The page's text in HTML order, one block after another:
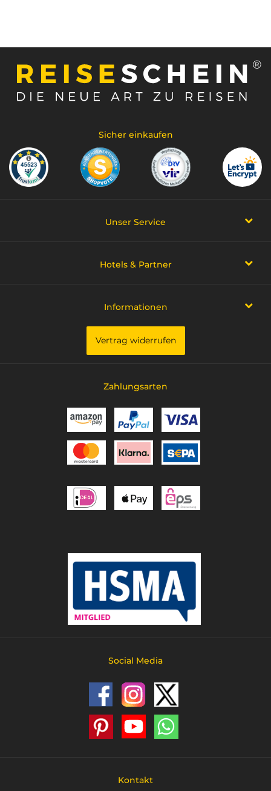
Sicher einkaufen
Unser Service
Hotels & Partner
Informationen
Vertrag widerrufen
Zahlungsarten
Social Media
Kontakt